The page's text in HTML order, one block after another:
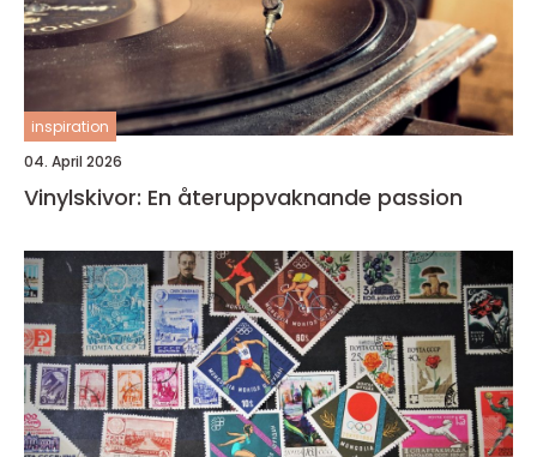
inspiration
04. April 2026
Vinylskivor: En återuppvaknande passion